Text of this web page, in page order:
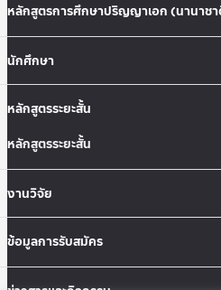
หลักสูตรการศึกษาปริญญาเอก (นานาช
นักศึกษา
หลักสูตรระยะสั้น
หลักสูตรระยะสั้น
งานวิจัย
ข้อมูลการรับสมัคร